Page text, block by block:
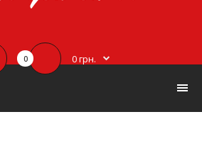
0 0 грн.